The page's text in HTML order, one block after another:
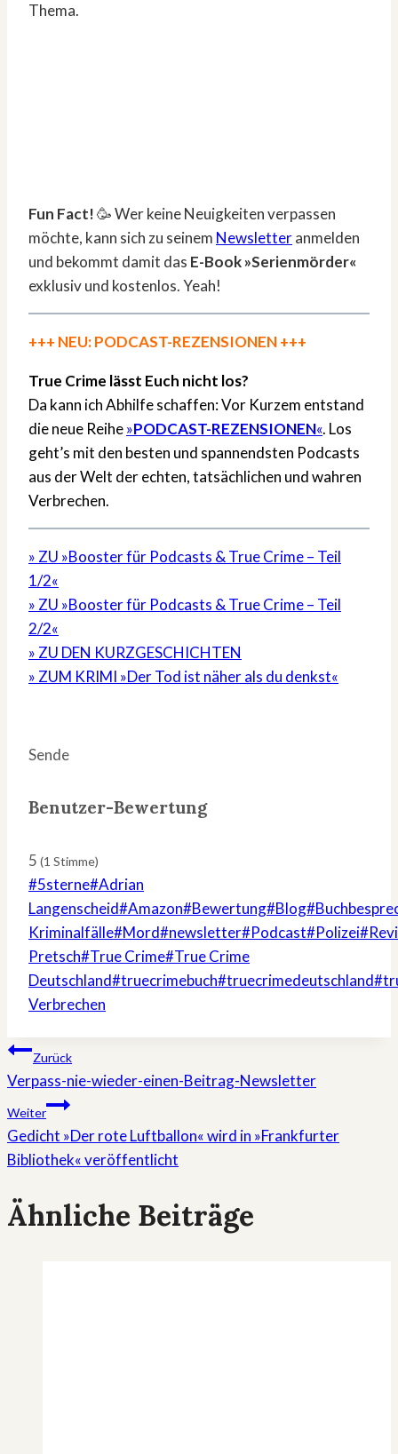
Thema.
Fun Fact!🥳 Wer keine Neuigkeiten verpassen
möchte, kann sich zu seinem Newsletteranmelden
und bekommt damit das E-Book »Serienmörder«
exklusiv und kostenlos. Yeah!
+++ NEU: PODCAST-REZENSIONEN +++
True Crime lässt Euch nicht los?
Da kann ich Abhilfe schaffen: Vor Kurzem entstand
die neue Reihe»PODCAST-REZENSIONEN«. Los
geht’s mit den besten und spannendsten Podcasts
aus der Welt der echten, tatsächlichen und wahren
Verbrechen.
» ZU »Booster für Podcasts & True Crime – Teil
1/2«
» ZU »Booster für Podcasts & True Crime – Teil
2/2«
» ZU DEN KURZGESCHICHTEN
» ZUM KRIMI »Der Tod ist näher als du denkst«
Sende
Benutzer-Bewertung
5 (1 Stimme)
Schlagworte:
#5sterne#Adrian
Langenscheid#Amazon#Bewertung#Blog#
Kriminalfälle#Mord#newsletter#Podcast#Polizei#
Pretsch#True Crime#True Crime
Deutschland#truecrimebuch#truecrimedeutschland#
Verbrechen
Beitragsnavigation
Zurück
Verpass-nie-wieder-einen-Beitrag-Newsletter
Weiter
Gedicht »Der rote Luftballon« wird in »Frankfurter
Bibliothek« veröffentlicht
Ähnliche Beiträge